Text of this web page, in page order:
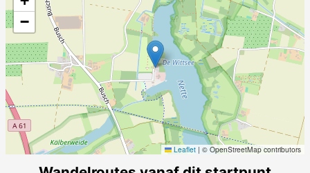
−
Leaflet | © OpenStreetMap contributors